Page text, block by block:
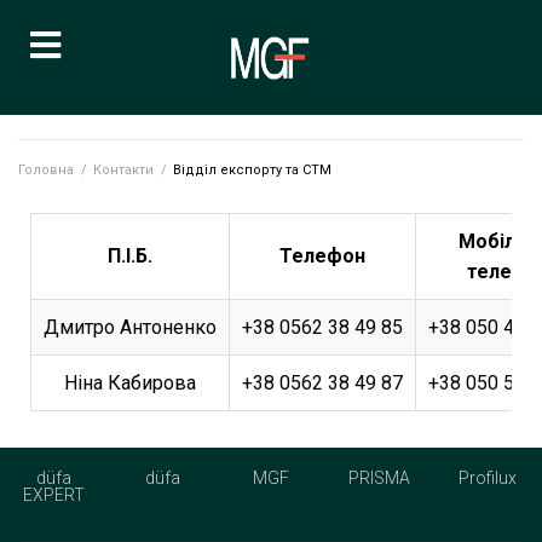
Головна / Контакти / Відділ експорту та СТМ
П.І.Б. Телефон
Дмитро Антоненко +38 0562 38 49 85 +38 050 481
Ніна Кабирова +38 0562 38 49 87 +38 050 559
düfa
EXPERT
düfa MGF PRISMA Profilux